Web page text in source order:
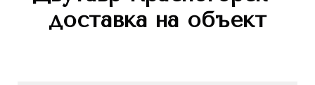
доставка на объект